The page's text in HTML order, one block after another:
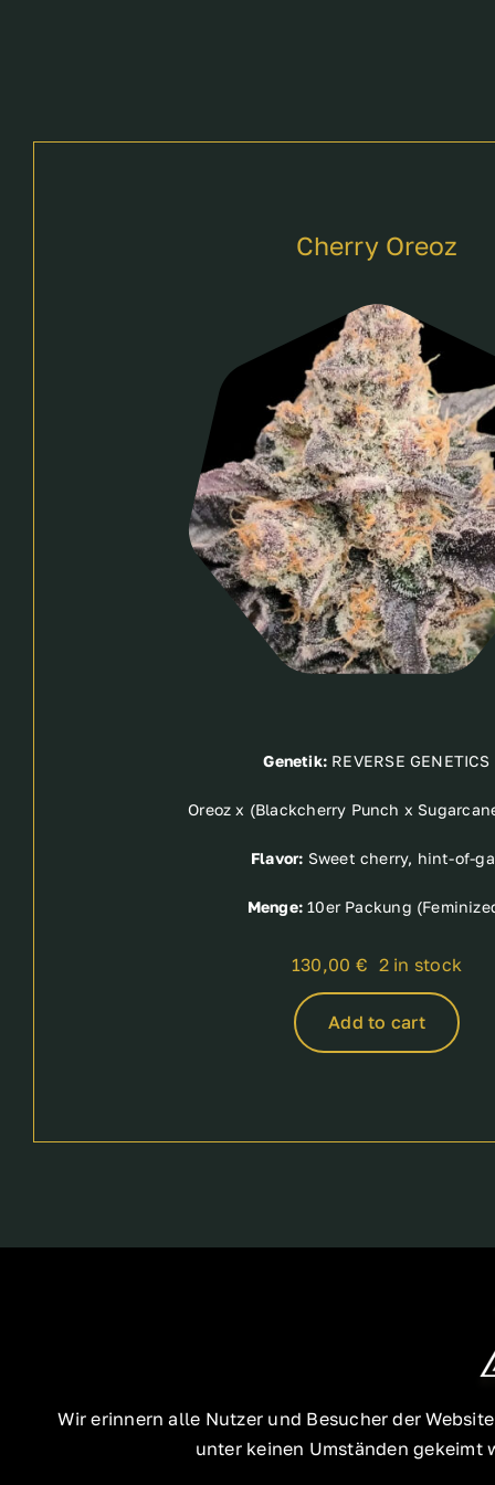
Cherry Oreoz
Genetik: REVERSE GENETICS
Oreoz x (Blackcherry Punch x
Flavor: Sweet cherry, hint-of-
Menge: 10er Packung
130,00 € 2 in stock
Add to cart
Wir erinnern alle Nutzer und Besucher der
unter keinen Umständen gekeimt